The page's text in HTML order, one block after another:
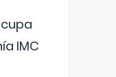
IMC